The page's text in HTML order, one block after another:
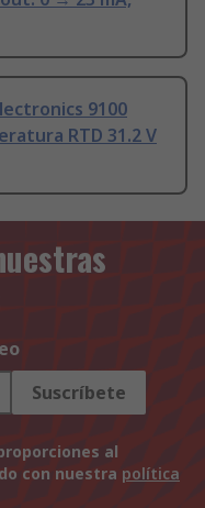
9100
RTD 31.2 V
Suscríbete
al
con nuestra política